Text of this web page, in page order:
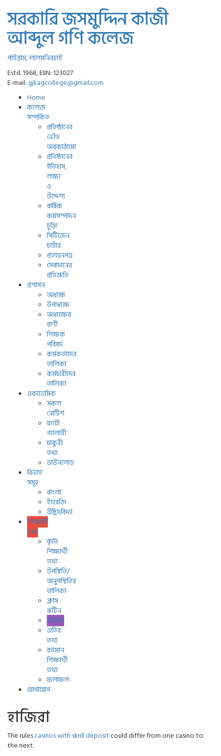
সরকারি জসমুদ্দিন কাজী
আব্দুল গণি কলেজ
পাটগ্রাম, লালমনিরহাট
Estd. 1968, EIIN: 123027
E-mail:gjkagcollege@gmail.com
Home
কলেজ
সম্পর্কিত
প্রতিষ্ঠানের
ভৌত
অবকাঠামো
প্রতিষ্ঠানের
ইতিহাস,
লক্ষ্য
ও
উদ্দেশ্য
বার্ষিক
কর্মসম্পাদন
চুক্তি
সিটিজেন
চার্টার
প্রত্যয়নপত্র
সেবাদানের
প্রতিশ্রুতি
প্রশাসন
অধ্যক্ষ
উপাধ্যক্ষ
অধ্যক্ষের
বাণী
শিক্ষক
পরিষদ
কর্মকর্তাদের
তালিকা
কর্মচারীদের
তালিকা
একাডেমিক
সকল
নোটিশ
ফটো
গ্যালারী
চাকুরী
তথ্য
ডাউনলোড
বিভাগ
সমূহ
বাংলা
ইংরেজি
উদ্ভিদবিদ্যা
শিক্ষার্থী
তথ্য
কৃতি
শিক্ষার্থী
তথ্য
উপস্থিতি/
অনুপস্থিতির
তালিকা
ক্লাস
রুটিন
হাজিরা
ভর্তির
তথ্য
বর্তমান
শিক্ষার্থী
তথ্য
ফলাফল
যোগাযোগ
হাজিরা
The rulescasinos with skrill depositcould differ from one casino to
the next.